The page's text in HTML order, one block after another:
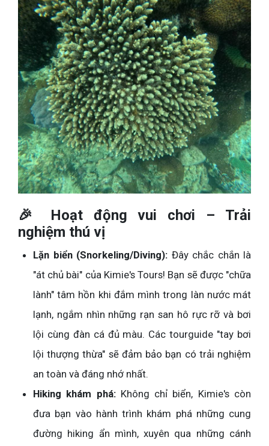
🎉 Hoạt động vui chơi – Trải
nghiệm thú vị
Lặn biển (Snorkeling/Diving): Đây chắc chắn là
"át chủ bài" của Kimie's Tours! Bạn sẽ được "chữa
lành" tâm hồn khi đắm mình trong làn nước mát
lạnh, ngắm nhìn những rạn san hô rực rỡ và bơi
lội cùng đàn cá đủ màu. Các tourguide "tay bơi
lội thượng thừa" sẽ đảm bảo bạn có trải nghiệm
an toàn và đáng nhớ nhất.
Hiking khám phá:Không chỉ biển, Kimie's còn
đưa bạn vào hành trình khám phá những cung
đường hiking ẩn mình, xuyên qua những cánh